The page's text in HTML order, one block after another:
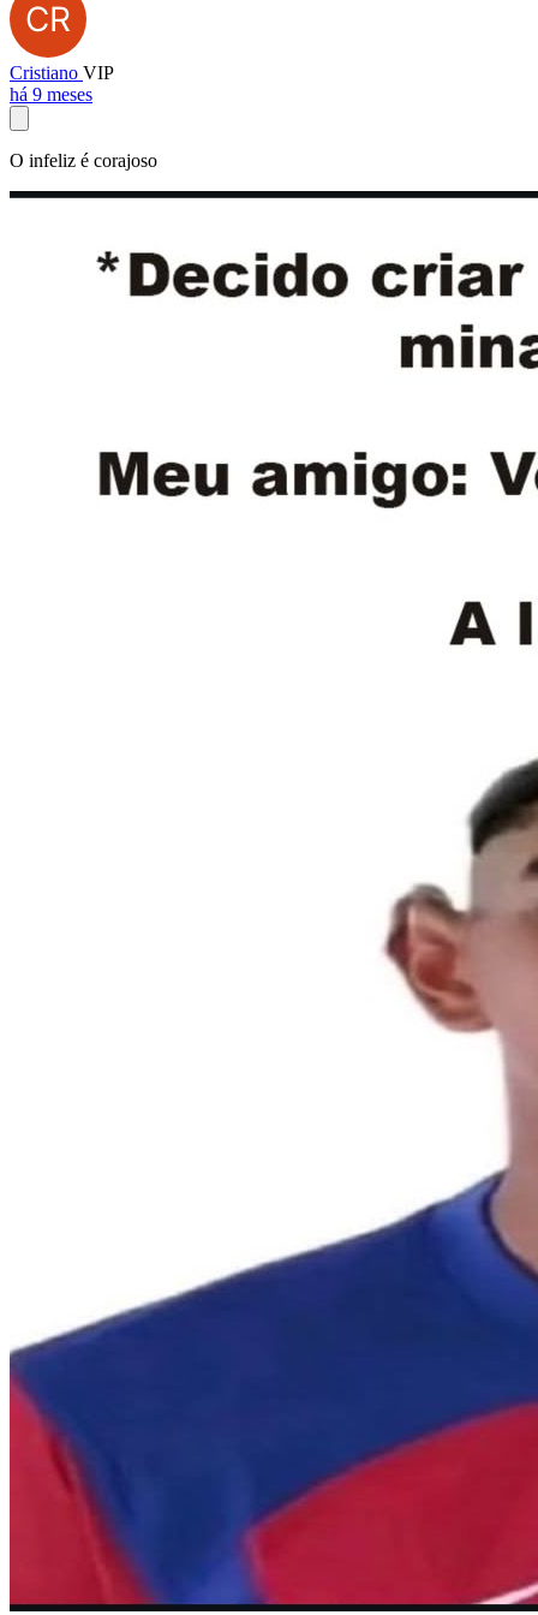
Cristiano VIP
há 9 meses
O infeliz é corajoso